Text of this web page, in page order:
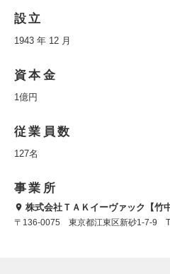
設立
1943 年 12 月
資本金
1億円
従業員数
127名
事業所
株式会社ＴＡＫイーヴァック【竹
〒136-0075 東京都江東区新砂1-7-9